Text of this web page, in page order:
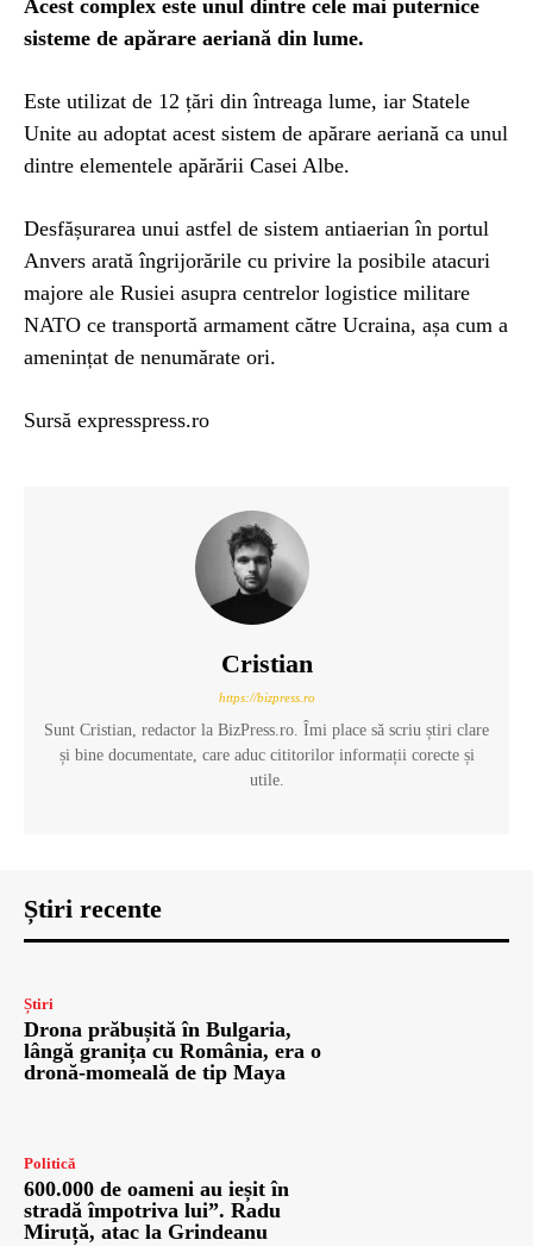
Acest complex este unul dintre cele mai puternice
sisteme de apărare aeriană din lume.
Este utilizat de 12 țări din întreaga lume, iar Statele
Unite au adoptat acest sistem de apărare aeriană ca unul
dintre elementele apărării Casei Albe.
Desfășurarea unui astfel de sistem antiaerian în portul
Anvers arată îngrijorările cu privire la posibile atacuri
majore ale Rusiei asupra centrelor logistice militare
NATO ce transportă armament către Ucraina, așa cum a
amenințat de nenumărate ori.
Sursă expresspress.ro
Cristian
https://bizpress.ro
Sunt Cristian, redactor la BizPress.ro. Îmi place să scriu știri clare
și bine documentate, care aduc cititorilor informații corecte și
utile.
Știri recente
Știri
Drona prăbușită în Bulgaria,
lângă granița cu România, era o
dronă-momeală de tip Maya
Politică
600.000 de oameni au ieșit în
stradă împotriva lui”. Radu
Miruță, atac la Grindeanu